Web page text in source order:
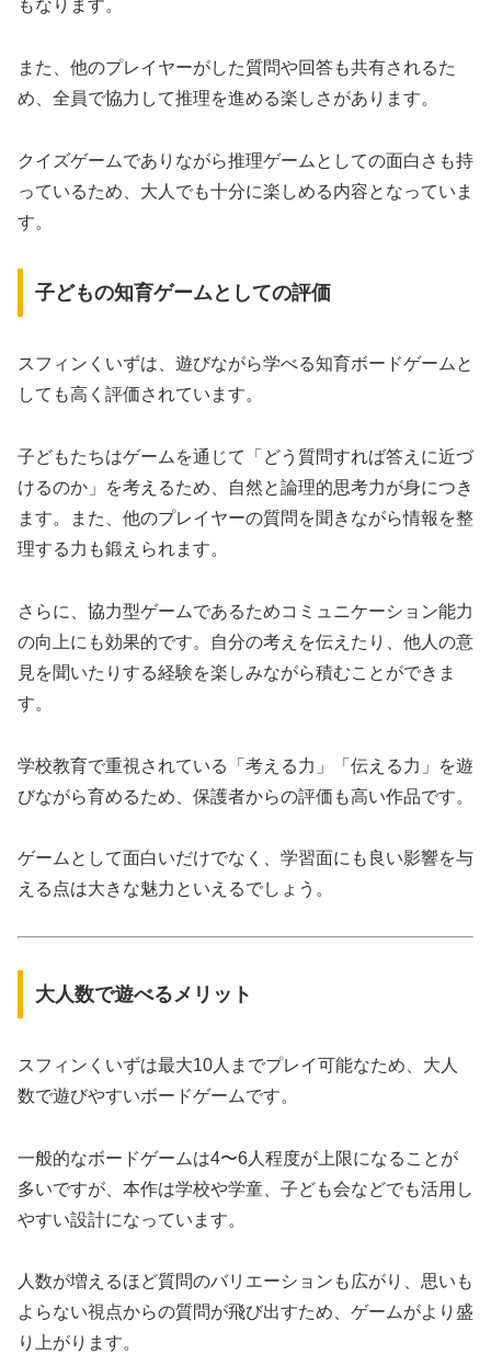
もなります。
また、他のプレイヤーがした質問や回答も共有されるた
め、全員で協力して推理を進める楽しさがあります。
クイズゲームでありながら推理ゲームとしての面白さも持
っているため、大人でも十分に楽しめる内容となっていま
す。
子どもの知育ゲームとしての評価
スフィンくいずは、遊びながら学べる知育ボードゲームと
しても高く評価されています。
子どもたちはゲームを通じて「どう質問すれば答えに近づ
けるのか」を考えるため、自然と論理的思考力が身につき
ます。また、他のプレイヤーの質問を聞きながら情報を整
理する力も鍛えられます。
さらに、協力型ゲームであるためコミュニケーション能力
の向上にも効果的です。自分の考えを伝えたり、他人の意
見を聞いたりする経験を楽しみながら積むことができま
す。
学校教育で重視されている「考える力」「伝える力」を遊
びながら育めるため、保護者からの評価も高い作品です。
ゲームとして面白いだけでなく、学習面にも良い影響を与
える点は大きな魅力といえるでしょう。
大人数で遊べるメリット
スフィンくいずは最大10人までプレイ可能なため、大人
数で遊びやすいボードゲームです。
一般的なボードゲームは4〜6人程度が上限になることが
多いですが、本作は学校や学童、子ども会などでも活用し
やすい設計になっています。
人数が増えるほど質問のバリエーションも広がり、思いも
よらない視点からの質問が飛び出すため、ゲームがより盛
り上がります。